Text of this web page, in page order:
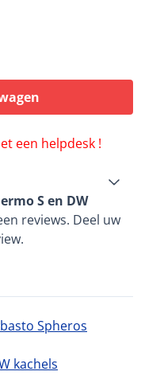
een helpdesk !
S en DW
reviews. Deel uw
Spheros
kachels